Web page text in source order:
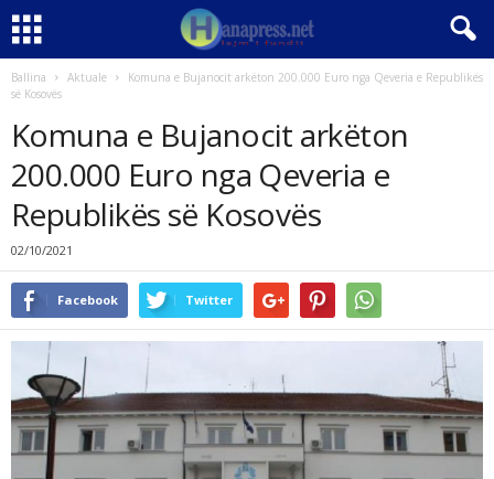
Ballina Aktuale
Komuna e Bujanocit arkëton 200.000 Euro nga Qeveria e Republikës
së Kosovës
Komuna e Bujanocit arkëton
200.000 Euro nga Qeveria e
Republikës së Kosovës
02/10/2021
Facebook Twitter